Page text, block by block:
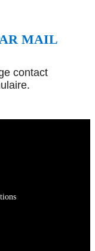
MAIL
contact